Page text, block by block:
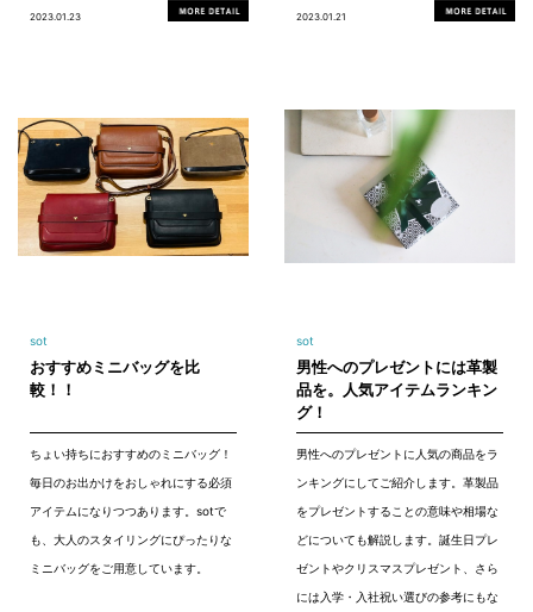
2023.01.23 2023.01.21
sot
おすすめミニバッグを比
較！！
ちょい持ちにおすすめのミニバッグ！
毎日のお出かけをおしゃれにする必須
アイテムになりつつあります。sotで
も、大人のスタイリングにぴったりな
ミニバッグをご用意しています。
sot
男性へのプレゼントには革製
品を。人気アイテムランキン
グ！
男性へのプレゼントに人気の商品をラ
ンキングにしてご紹介します。革製品
をプレゼントすることの意味や相場な
どについても解説します。誕生日プレ
ゼントやクリスマスプレゼント、さら
には入学・入社祝い選びの参考にもな